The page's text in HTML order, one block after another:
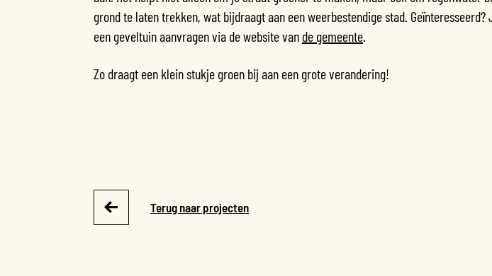
grond te laten trekken, wat bijdraagt aan een weerbestendige stad. Geïnteresseerd?
een geveltuin aanvragen via de website van de gemeente
Zo draagt een klein stukje groen bij aan een grote verandering!
Terug naar projecten